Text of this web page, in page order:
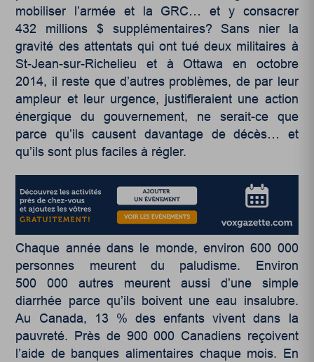
mobiliser l’armée et la GRC… et y consacrer
432 millions $ supplémentaires? Sans nier la
gravité des attentats qui ont tué deux militaires à
St-Jean-sur-Richelieu et à Ottawa en octobre
2014, il reste que d’autres problèmes, de par leur
ampleur et leur urgence, justifieraient une action
énergique du gouvernement, ne serait-ce que
parce qu’ils causent davantage de décès… et
qu’ils sont plus faciles à régler.
Chaque année dans le monde, environ 600 000
personnes meurent du paludisme. Environ
500 000 autres meurent aussi d’une simple
diarrhée parce qu’ils boivent une eau insalubre.
Au Canada, 13 % des enfants vivent dans la
pauvreté. Près de 900 000 Canadiens reçoivent
l’aide de banques alimentaires chaque mois. En